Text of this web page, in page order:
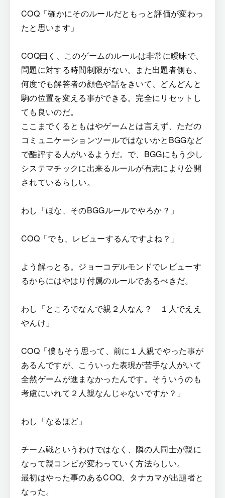
COQ「確かにそのルールだともっと評価が変わっ
たと思います」
COQ曰く、このゲームのルールは非常に曖昧で、
問題に対する時間制限がない。また出題者側も、
何度でも解答者の顔色や話をきいて、どんどんと
駒の位置を変える事ができる。完全にリセットし
ても良いのだ。
ここまでくるともはやゲームとは言えず、ただの
コミュニケーションツールではないかとBGGなど
で酷評する人がいるようだ。で、BGGにもう少し
システマチックに出来るルールが有志により公開
されているらしい。
わし「ほな、そのBGGルールでやろか？」
COQ「でも、レビューするんですよね？」
よう解っとる。ジョーコデルモンドでレビューす
るからにはやはり付属のルールであるべきだ。
わし「ところでなんで親２人なん？ １人でええ
やんけ」
COQ「僕もそう思って、前に１人親でやった事が
あるんですが、こういった表現が苦手な人がいて
全然ゲームが進まなかったんです。そういうのも
考慮にいれて２人親なんじゃないですか？」
わし「なるほど」
チーム戦というわけではなく、隣の人同士が親に
なって親コンビが変わっていく方法らしい。
最初はやった事のあるCOQ、タナカマが出題者と
なった。